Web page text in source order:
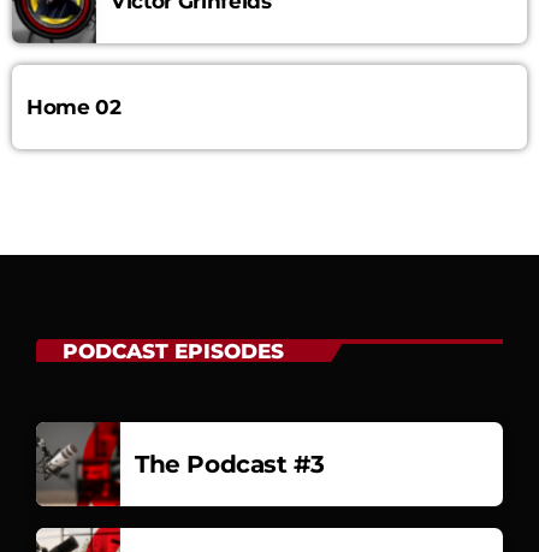
Home 02
PODCAST EPISODES
The Podcast #3